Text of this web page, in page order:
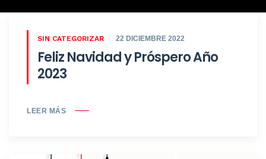
SIN CATEGORIZAR 22 DICIEMBRE 2022
Feliz Navidad y Próspero Año
2023
LEER MÁS